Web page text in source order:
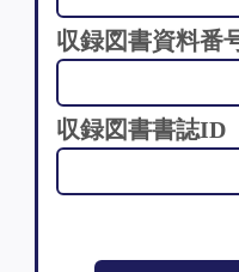
収録図書資料番
収録図書書誌ID